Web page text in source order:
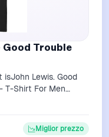
Good Trouble
Lewis. Good
T-Shirt For Men
Miglior prezzo